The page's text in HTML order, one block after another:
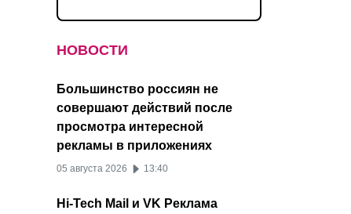
НОВОСТИ
Большинство россиян не
совершают действий после
просмотра интересной
рекламы в приложениях
05 августа 2026 13:40
Hi-Tech Mail и VK Реклама